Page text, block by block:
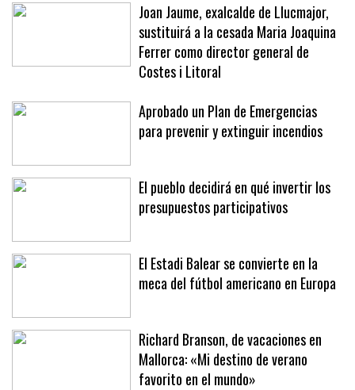
Joan Jaume, exalcalde de Llucmajor,
sustituirá a la cesada Maria Joaquina
Ferrer como director general de
Costes i Litoral
Aprobado un Plan de Emergencias
para prevenir y extinguir incendios
El pueblo decidirá en qué invertir los
presupuestos participativos
El Estadi Balear se convierte en la
meca del fútbol americano en Europa
Richard Branson, de vacaciones en
Mallorca: «Mi destino de verano
favorito en el mundo»